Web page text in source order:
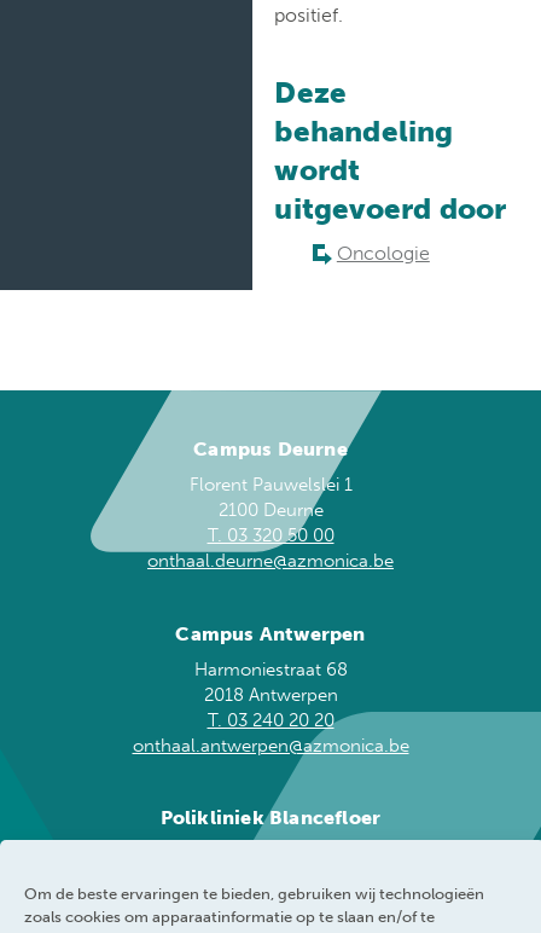
Om de beste ervaringen te bieden, gebruiken wij technologieën
zoals cookies om apparaatinformatie op te slaan en/of te
positief.
Deze
behandeling
wordt
uitgevoerd door
Oncologie
Campus Deurne
Florent Pauwelslei 1
2100 Deurne
T. 03 320 50 00
onthaal.deurne@azmonica.be
Campus Antwerpen
Harmoniestraat 68
2018 Antwerpen
T. 03 240 20 20
onthaal.antwerpen@azmonica.be
Polikliniek Blancefloer
T. 03 240 20 60